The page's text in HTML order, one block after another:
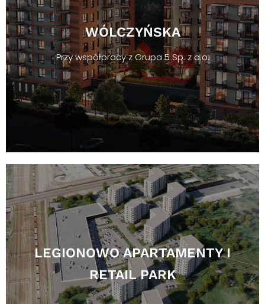
WÓLCZYŃSKA
Przy współpracy z Grupa 5 Sp. z o.o.
LEGIONOWO APARTAMENTY I
RETAIL PARK